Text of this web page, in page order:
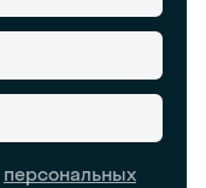
персональных